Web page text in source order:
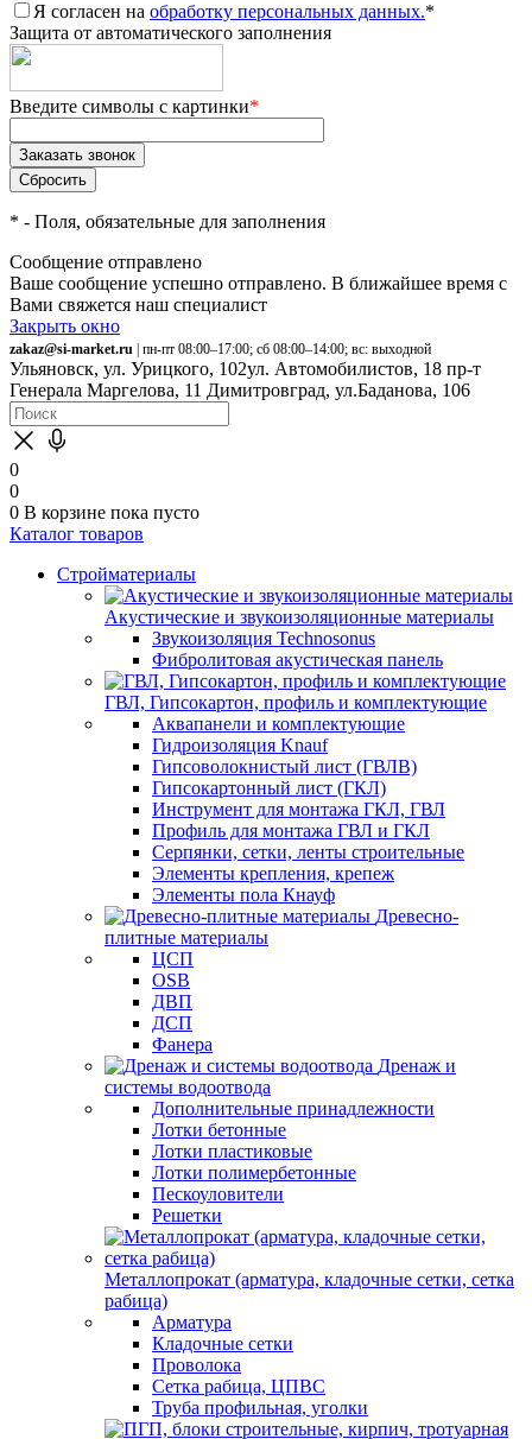
Я согласен на обработку персональных данных.*
Защита от автоматического заполнения
Введите символы с картинки*
* - Поля, обязательные для заполнения
Сообщение отправлено
Ваше сообщение успешно отправлено. В ближайшее время с
Вами свяжется наш специалист
Закрыть окно
zakaz@si-market.ru | пн-пт 08:00–17:00; сб 08:00–14:00; вс: выходной
Ульяновск, ул. Урицкого, 102ул. Автомобилистов, 18 пр-т
Генерала Маргелова, 11 Димитровград, ул.Баданова, 106
0
0
0 В корзине пока пусто
Каталог товаров
Стройматериалы
Акустические и звукоизоляционные материалы
Звукоизоляция Technosonus
Фибролитовая акустическая панель
ГВЛ, Гипсокартон, профиль и комплектующие
Аквапанели и комплектующие
Гидроизоляция Knauf
Гипсоволокнистый лист (ГВЛВ)
Гипсокартонный лист (ГКЛ)
Инструмент для монтажа ГКЛ, ГВЛ
Профиль для монтажа ГВЛ и ГКЛ
Серпянки, сетки, ленты строительные
Элементы крепления, крепеж
Элементы пола Кнауф
Древесно-
плитные материалы
ЦСП
OSB
ДВП
ДСП
Фанера
Дренаж и
системы водоотвода
Дополнительные принадлежности
Лотки бетонные
Лотки пластиковые
Лотки полимербетонные
Пескоуловители
Решетки
Металлопрокат (арматура, кладочные сетки, сетка
рабица)
Арматура
Кладочные сетки
Проволока
Сетка рабица, ЦПВС
Труба профильная, уголки